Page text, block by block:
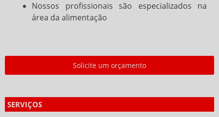
Nossos profissionais são especializados na
área da alimentação
Solicite um orçamento
SERVIÇOS